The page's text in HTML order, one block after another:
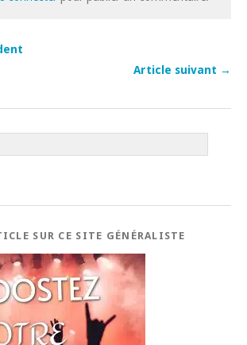
Article suivant →
SUR CE SITE GÉNÉRALISTE